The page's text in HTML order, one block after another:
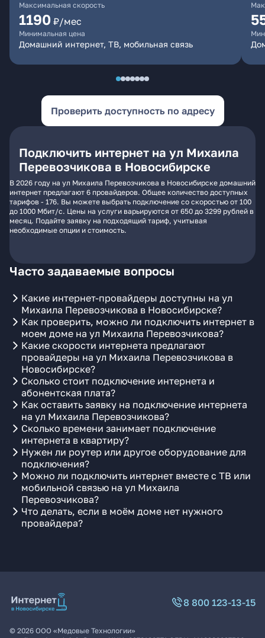
Максимальная скорость
1190 ₽/мес
Минимальная цена
Домашний интернет, ТВ, мобильная связь
Проверить доступность по адресу
Подключить интернет на ул Михаила
Перевозчикова в Новосибирске
В 2026 году на ул Михаила Перевозчикова в Новосибирске домашний
интернет предлагают 6 провайдеров. Общее количество доступных
тарифов - 176. Вы можете выбрать подключение со скоростью от 100
до 1000 Мбит/с. Цены на услуги варьируются от 650 до 3299 рублей в
месяц. Подайте заявку на подходящий тариф, учитывая
необходимые опции и стоимость.
Часто задаваемые вопросы
Какие интернет-провайдеры доступны на ул
Михаила Перевозчикова в Новосибирске?
Как проверить, можно ли подключить интернет в
моем доме на ул Михаила Перевозчикова?
Какие скорости интернета предлагают
провайдеры на ул Михаила Перевозчикова в
Новосибирске?
Сколько стоит подключение интернета и
абонентская плата?
Как оставить заявку на подключение интернета
на ул Михаила Перевозчикова?
Сколько времени занимает подключение
интернета в квартиру?
Нужен ли роутер или другое оборудование для
подключения?
Можно ли подключить интернет вместе с ТВ или
мобильной связью на ул Михаила
Перевозчикова?
Что делать, если в моём доме нет нужного
провайдера?
8 800 123-13-15
© 2026 ООО «Медовые Технологии»